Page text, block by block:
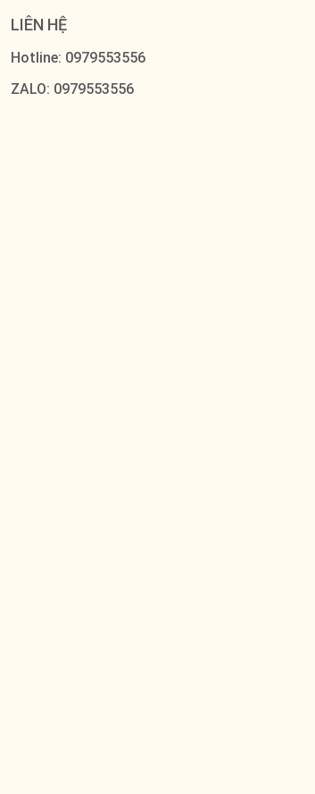
LIÊN HỆ
Hotline: 0979553556
ZALO: 0979553556